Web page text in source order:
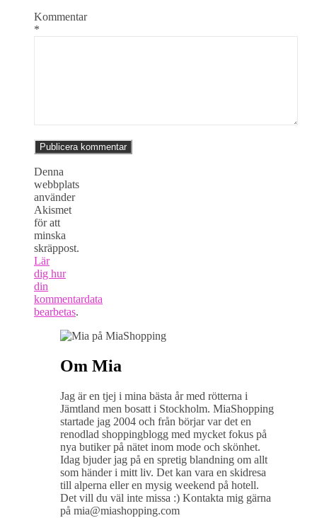
Kommentar
*
Denna
webbplats
använder
Akismet
för att
minska
skräppost.
Lär
dig hur
din
kommentardata
bearbetas.
Om Mia
Jag är en tjej i mina bästa år med rötterna i
Jämtland men bosatt i Stockholm. MiaShopping
startade jag 2004 och från börjar var det en
renodlad shoppingblogg med mycket fokus på
nya butiker på nätet inom mode och skönhet.
Idag bjuder jag på en spretig blandning om allt
som händer i mitt liv. Det kan vara en skidresa
till alperna eller en mysig weekend på hotell.
Det vill du väl inte missa :) Kontakta mig gärna
på mia@miashopping.com